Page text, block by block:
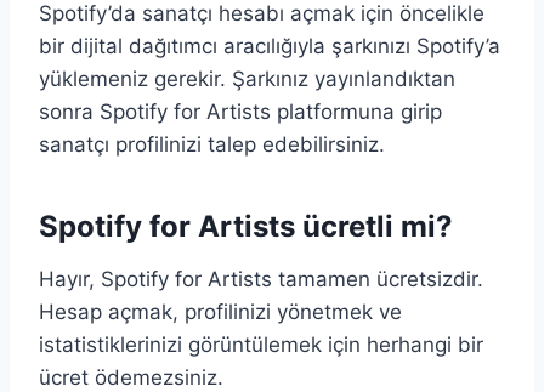
Spotify’da sanatçı hesabı açmak için öncelikle
bir dijital dağıtımcı aracılığıyla şarkınızı Spotify’a
yüklemeniz gerekir. Şarkınız yayınlandıktan
sonra Spotify for Artists platformuna girip
sanatçı profilinizi talep edebilirsiniz.
Spotify for Artists ücretli mi?
Hayır, Spotify for Artists tamamen ücretsizdir.
Hesap açmak, profilinizi yönetmek ve
istatistiklerinizi görüntülemek için herhangi bir
ücret ödemezsiniz.